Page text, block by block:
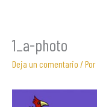
1_a-photo
Deja un comentario / Por